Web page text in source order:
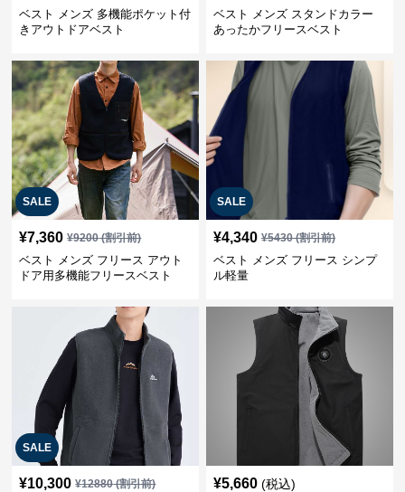
ベスト メンズ 多機能ポケット付
きアウトドアベスト
ベスト メンズ スタンドカラー
あったかフリースベスト
SALE
¥7,360 ¥9200(割引前)
ベスト メンズ フリース アウト
ドア用多機能フリースベスト
SALE
¥4,340 ¥5430(割引前)
ベスト メンズ フリース シンプ
ル軽量
SALE
¥10,300 ¥12880(割引前) ¥5,660 (税込)